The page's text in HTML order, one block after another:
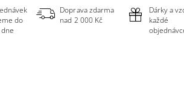
do
Doprava zdarma
nad 2 000 Kč
Dárky a
každé